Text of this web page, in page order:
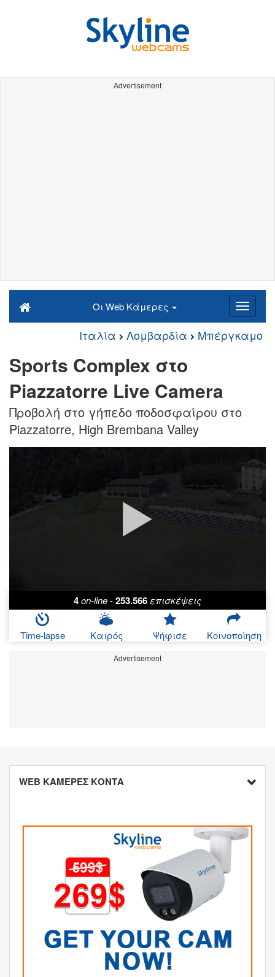
Advertisement
Οι Web Κάμερες
Ιταλία Λομβαρδία Μπέργκαμο
Sports Complex στο
Piazzatorre Live Camera
Προβολή στο γήπεδο ποδοσφαίρου στο
Piazzatorre, High Brembana Valley
4on-line-253.566επισκέψεις
Time-lapse Καιρός Ψήφισε Κοινοποίηση
Advertisement
WEB ΚΑΜΕΡΕΣ ΚΟΝΤΑ